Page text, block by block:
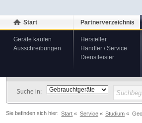
Start
Geräte kaufen
Ausschreibungen
Partnerverzeichnis
Hersteller
Händler / Service
Dienstleister
Suche in:
Sie befinden sich hier: Start Service Studium